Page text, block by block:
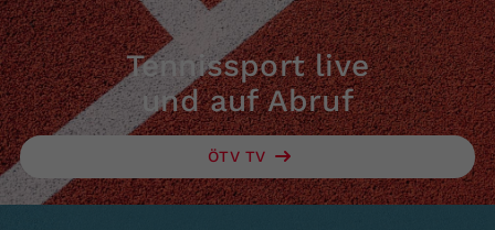
Tennissport live
und auf Abruf
ÖTV TV